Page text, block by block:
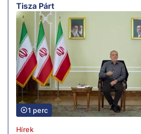
Tisza Párt
1 perc
Hírek